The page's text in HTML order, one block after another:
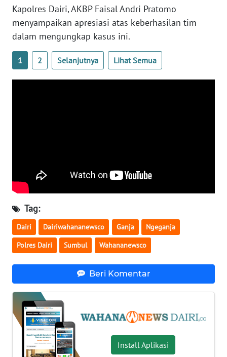
Kapolres Dairi, AKBP Faisal Andri Pratomo
menyampaikan apresiasi atas keberhasilan tim
dalam mengungkap kasus ini.
1 2 Selanjutnya Lihat Semua
Tag:
Dairi Dairiwahananewsco Ganja Ngeganja
Polres Dairi Sumbul Wahananewsco
Beri Komentar
Install Aplikasi
SUMBAR
WN
BENGKULU
WN
NUSANTARA
WN
JOGJA
WN
BALI
WN
KALBAR